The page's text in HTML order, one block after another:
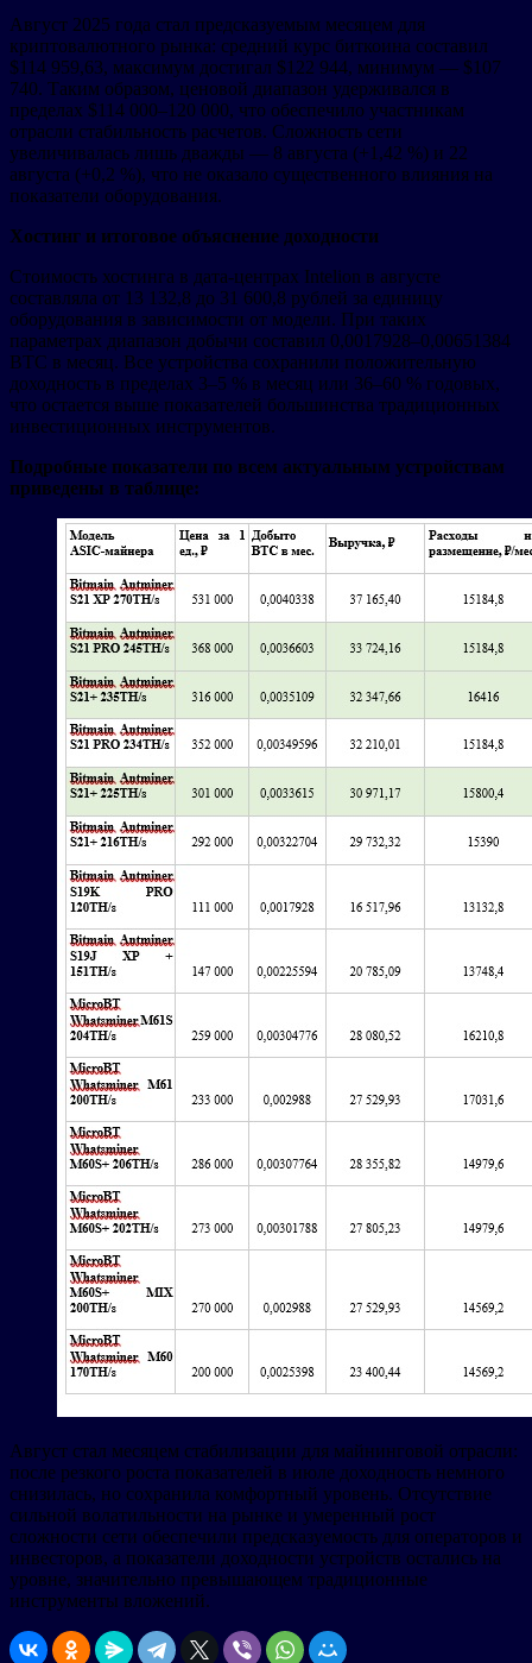
Август 2025 года стал предсказуемым месяцем для
криптовалютного рынка: средний курс биткоина составил
$114 959,63, максимум достигал $122 944, минимум — $107
740. Таким образом, ценовой диапазон удерживался в
пределах $114 000–120 000, что обеспечило участникам
отрасли стабильность расчетов. Сложность сети
увеличивалась лишь дважды — 8 августа (+1,42 %) и 22
августа (+0,2 %), что не оказало существенного влияния на
показатели оборудования.
Хостинг и итоговое объяснение доходности
Стоимость хостинга в дата-центрах Intelion в августе
составляла от 13 132,8 до 31 600,8 рублей за единицу
оборудования в зависимости от модели. При таких
параметрах диапазон добычи составил 0,0017928–0,00651384
BTC в месяц. Все устройства сохранили положительную
доходность в пределах 3–5 % в месяц или 36–60 % годовых,
что остается выше показателей большинства традиционных
инвестиционных инструментов.
Подробные показатели по всем актуальным устройствам
приведены в таблице:
Август стал месяцем стабилизации для майнинговой отрасли:
после резкого роста показателей в июле доходность немного
снизилась, но сохранила комфортный уровень. Отсутствие
сильной волатильности на рынке и умеренный рост
сложности сети обеспечили предсказуемость для операторов и
инвесторов, а показатели доходности устройств остались на
уровне, значительно превышающем традиционные
инструменты вложений.